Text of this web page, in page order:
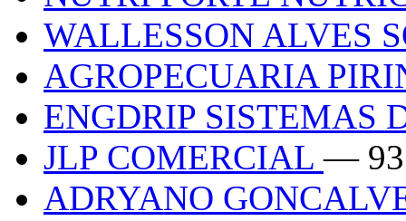
WALLESSON ALVES
AGROPECUARIA
ENGDRIP SISTEMAS
JLP COMERCIAL—
ADRYANO